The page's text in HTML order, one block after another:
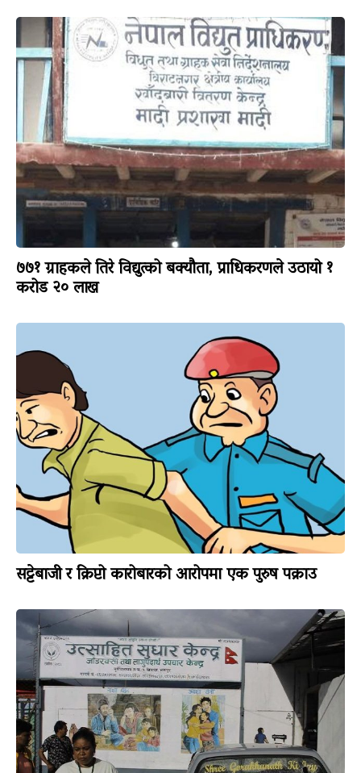
७७१ ग्राहकले तिरे विद्युत्को बक्यौता, प्राधिकरणले उठायो १
करोड २० लाख
सट्टेबाजी र क्रिप्टो कारोबारको आरोपमा एक पुरुष पक्राउ